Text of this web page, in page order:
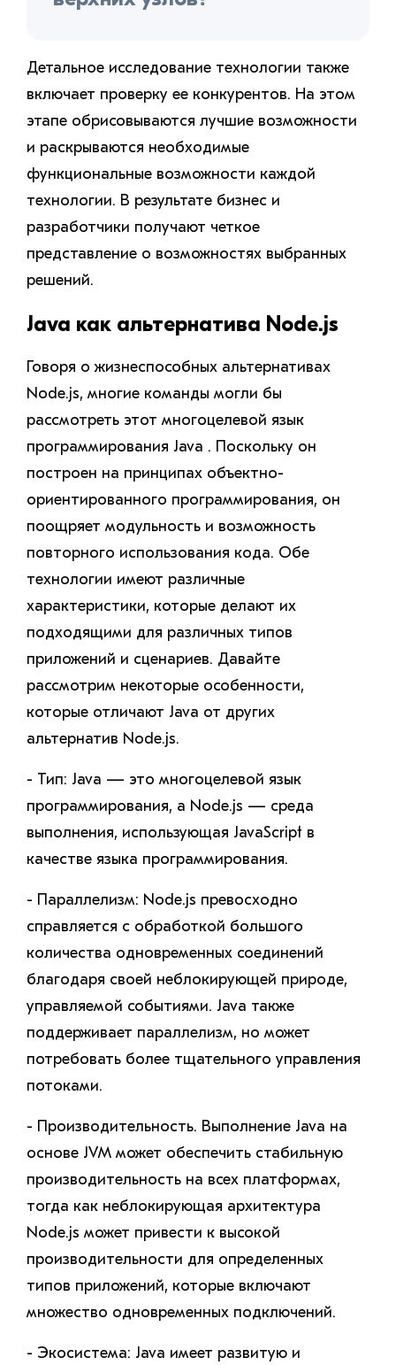
Детальное исследование технологии также
включает проверку ее конкурентов. На этом
этапе обрисовываются лучшие возможности
и раскрываются необходимые
функциональные возможности каждой
технологии. В результате бизнес и
разработчики получают четкое
представление о возможностях выбранных
решений.
Java как альтернатива Node.js
Говоря о жизнеспособных альтернативах
Node.js, многие команды могли бы
рассмотреть этот многоцелевой язык
программирования Java . Поскольку он
построен на принципах объектно-
ориентированного программирования, он
поощряет модульность и возможность
повторного использования кода. Обе
технологии имеют различные
характеристики, которые делают их
подходящими для различных типов
приложений и сценариев. Давайте
рассмотрим некоторые особенности,
которые отличают Java от других
альтернатив Node.js.
- Тип: Java — это многоцелевой язык
программирования, а Node.js — среда
выполнения, использующая JavaScript в
качестве языка программирования.
- Параллелизм: Node.js превосходно
справляется с обработкой большого
количества одновременных соединений
благодаря своей неблокирующей природе,
управляемой событиями. Java также
поддерживает параллелизм, но может
потребовать более тщательного управления
потоками.
- Производительность. Выполнение Java на
основе JVM может обеспечить стабильную
производительность на всех платформах,
тогда как неблокирующая архитектура
Node.js может привести к высокой
производительности для определенных
типов приложений, которые включают
множество одновременных подключений.
- Экосистема: Java имеет развитую и